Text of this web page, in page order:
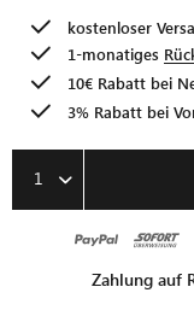
kostenloser
1-monatiges
10€ Rabatt bei
3% Rabatt bei
1
Zahlung auf